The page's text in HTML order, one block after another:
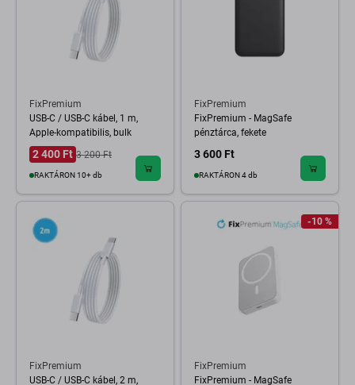
FixPremium
USB-C / USB-C kábel, 1 m,
Apple-kompatibilis, bulk
2 400 Ft 3 200 Ft
RAKTÁRON 10+ db
FixPremium
FixPremium - MagSafe
pénztárca, fekete
3 600 Ft
RAKTÁRON 4 db
FixPremium
USB-C / USB-C kábel, 2 m,
-10 %
FixPremium
FixPremium - MagSafe